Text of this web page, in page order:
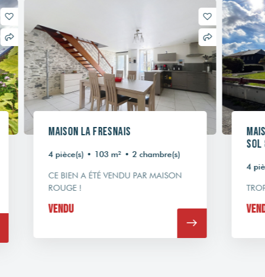
Maison La Fresnais
4 pièce(s) • 103 m² • 2 chambre(s)
CE BIEN A ÉTÉ VENDU PAR MAISON
ROUGE !
Vendu
sol
4